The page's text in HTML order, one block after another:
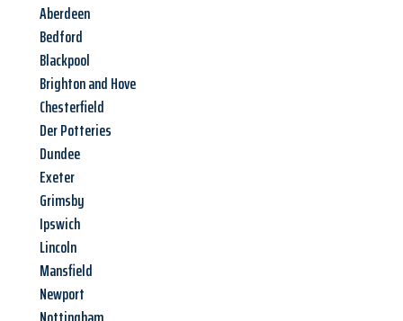
Aberdeen
Bedford
Blackpool
Brighton and Hove
Chesterfield
Der Potteries
Dundee
Exeter
Grimsby
Ipswich
Lincoln
Mansfield
Newport